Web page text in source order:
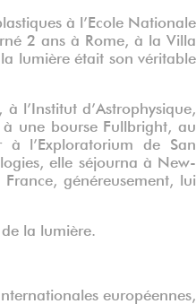
à l’Ecole Nationale
2 ans à Rome, à la Villa
lumière était son véritable
l’Institut d’Astrophysique,
à une bourse Fullbright, au
à l’Exploratorium de San
elle séjourna à New-
généreusement, lui
la lumière.
européennes,